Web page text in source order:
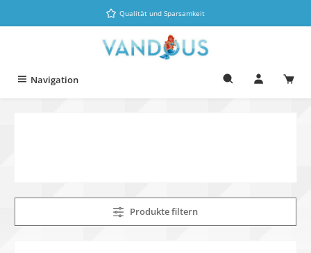
Zum Hauptinhalt springenQualität und Sparsamkeit
Navigation
Produkte filtern